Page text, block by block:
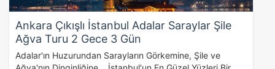
Ankara Çıkışlı İstanbul Adalar Saraylar Şile
Ağva Turu 2 Gece 3 Gün
Adalar'ın Huzurundan Sarayların Görkemine, Şile ve